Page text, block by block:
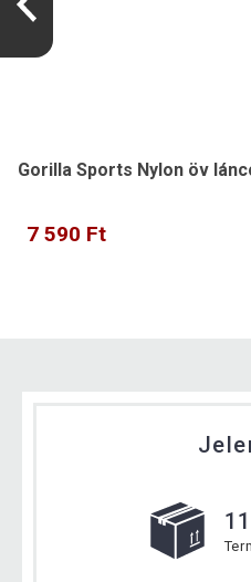
Gorilla Sports Nylon öv
7 590 Ft